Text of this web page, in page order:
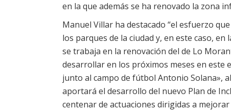
en la que además se ha renovado la zona
Manuel Villar ha destacado “el esfuerzo
los parques de la ciudad y, en este caso,
se trabaja en la renovación del de Lo
desarrollar en los próximos meses en este
junto al campo de fútbol Antonio Solana»,
aportará el desarrollo del nuevo Plan de
centenar de actuaciones dirigidas a